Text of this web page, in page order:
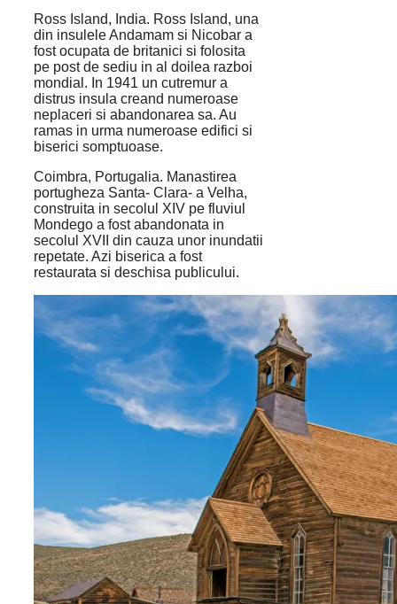
Ross Island, India. Ross Island, una
din insulele Andamam si Nicobar a
fost ocupata de britanici si folosita
pe post de sediu in al doilea razboi
mondial. In 1941 un cutremur a
distrus insula creand numeroase
neplaceri si abandonarea sa. Au
ramas in urma numeroase edifici si
biserici somptuoase.
Coimbra, Portugalia. Manastirea
portugheza Santa- Clara- a Velha,
construita in secolul XIV pe fluviul
Mondego a fost abandonata in
secolul XVII din cauza unor inundatii
repetate. Azi biserica a fost
restaurata si deschisa publicului.